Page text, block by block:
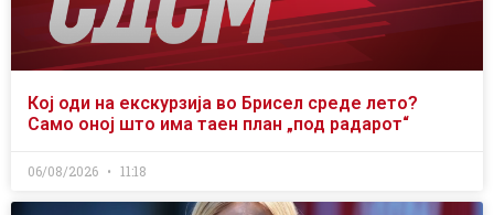
Кој оди на екскурзија во Брисел среде лето?
Само оној што има таен план „под радарот“
06/08/2026 11:18